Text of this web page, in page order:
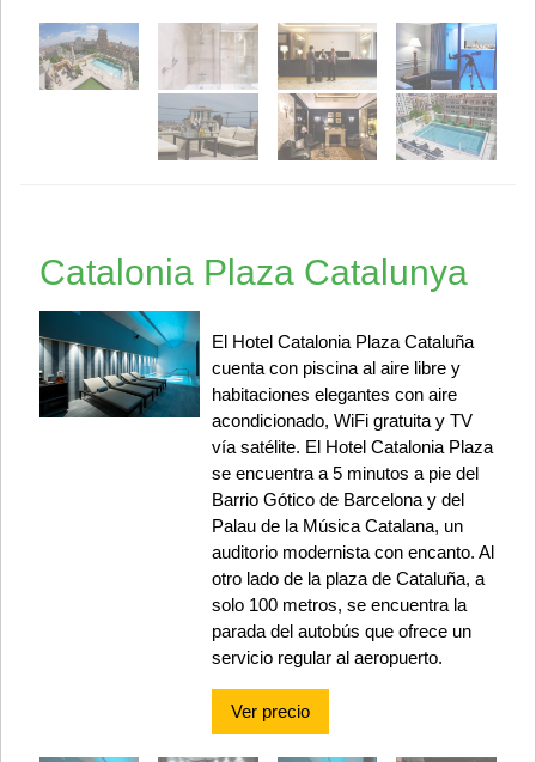
Catalonia Plaza Catalunya
El Hotel Catalonia Plaza Cataluña
cuenta con piscina al aire libre y
habitaciones elegantes con aire
acondicionado, WiFi gratuita y TV
vía satélite. El Hotel Catalonia Plaza
se encuentra a 5 minutos a pie del
Barrio Gótico de Barcelona y del
Palau de la Música Catalana, un
auditorio modernista con encanto. Al
otro lado de la plaza de Cataluña, a
solo 100 metros, se encuentra la
parada del autobús que ofrece un
servicio regular al aeropuerto.
Ver precio